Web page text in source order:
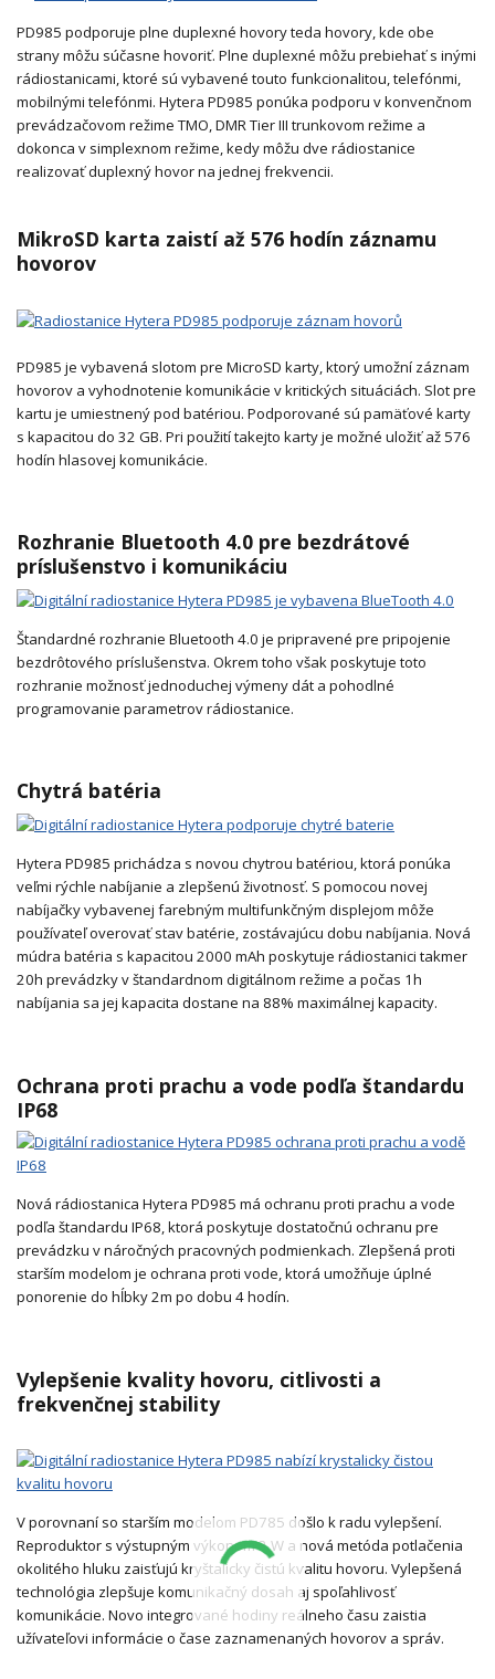
PD985 podporuje plne duplexné hovory teda hovory, kde obe
strany môžu súčasne hovoriť. Plne duplexné môžu prebiehať s inými
rádiostanicami, ktoré sú vybavené touto funkcionalitou, telefónmi,
mobilnými telefónmi. Hytera PD985 ponúka podporu v konvenčnom
prevádzačovom režime TMO, DMR Tier III trunkovom režime a
dokonca v simplexnom režime, kedy môžu dve rádiostanice
realizovať duplexný hovor na jednej frekvencii.
MikroSD karta zaistí až 576 hodín záznamu
hovorov
PD985 je vybavená slotom pre MicroSD karty, ktorý umožní záznam
hovorov a vyhodnotenie komunikácie v kritických situáciách. Slot pre
kartu je umiestnený pod batériou. Podporované sú pamäťové karty
s kapacitou do 32 GB. Pri použití takejto karty je možné uložiť až 576
hodín hlasovej komunikácie.
Rozhranie Bluetooth 4.0 pre bezdrátové
príslušenstvo i komunikáciu
Štandardné rozhranie Bluetooth 4.0 je pripravené pre pripojenie
bezdrôtového príslušenstva. Okrem toho však poskytuje toto
rozhranie možnosť jednoduchej výmeny dát a pohodlné
programovanie parametrov rádiostanice.
Chytrá batéria
Hytera PD985 prichádza s novou chytrou batériou, ktorá ponúka
veľmi rýchle nabíjanie a zlepšenú životnosť. S pomocou novej
nabíjačky vybavenej farebným multifunkčným displejom môže
používateľ overovať stav batérie, zostávajúcu dobu nabíjania. Nová
múdra batéria s kapacitou 2000 mAh poskytuje rádiostanici takmer
20h prevádzky v štandardnom digitálnom režime a počas 1h
nabíjania sa jej kapacita dostane na 88% maximálnej kapacity.
Ochrana proti prachu a vode podľa štandardu
IP68
Nová rádiostanica Hytera PD985 má ochranu proti prachu a vode
podľa štandardu IP68, ktorá poskytuje dostatočnú ochranu pre
prevádzku v náročných pracovných podmienkach. Zlepšená proti
starším modelom je ochrana proti vode, ktorá umožňuje úplné
ponorenie do hĺbky 2m po dobu 4 hodín.
Vylepšenie kvality hovoru, citlivosti a
frekvenčnej stability
V porovnaní so starším modelom PD785 došlo k radu vylepšení.
Reproduktor s výstupným výkonom 3 W a nová metóda potlačenia
okolitého hluku zaisťujú kryštalicky čistú kvalitu hovoru. Vylepšená
technológia zlepšuje komunikačný dosah aj spoľahlivosť
komunikácie. Novo integrované hodiny reálneho času zaistia
užívateľovi informácie o čase zaznamenaných hovorov a správ.